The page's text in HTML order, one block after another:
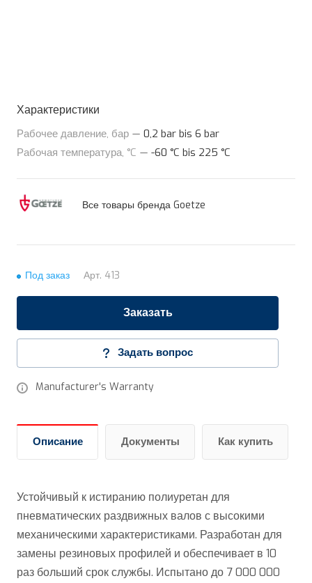
Характеристики
Рабочее давление, бар — 0,2 bar bis 6 bar
Рабочая температура, °C — -60 °C bis 225 °C
Все товары бренда Goetze
Под заказ Арт. 413
Заказать
Задать вопрос
Manufacturer's Warranty
Описание Документы Как купить
Устойчивый к истиранию полиуретан для
пневматических раздвижных валов с высокими
механическими характеристиками. Разработан для
замены резиновых профилей и обеспечивает в 10
раз больший срок службы. Испытано до 7 000 000